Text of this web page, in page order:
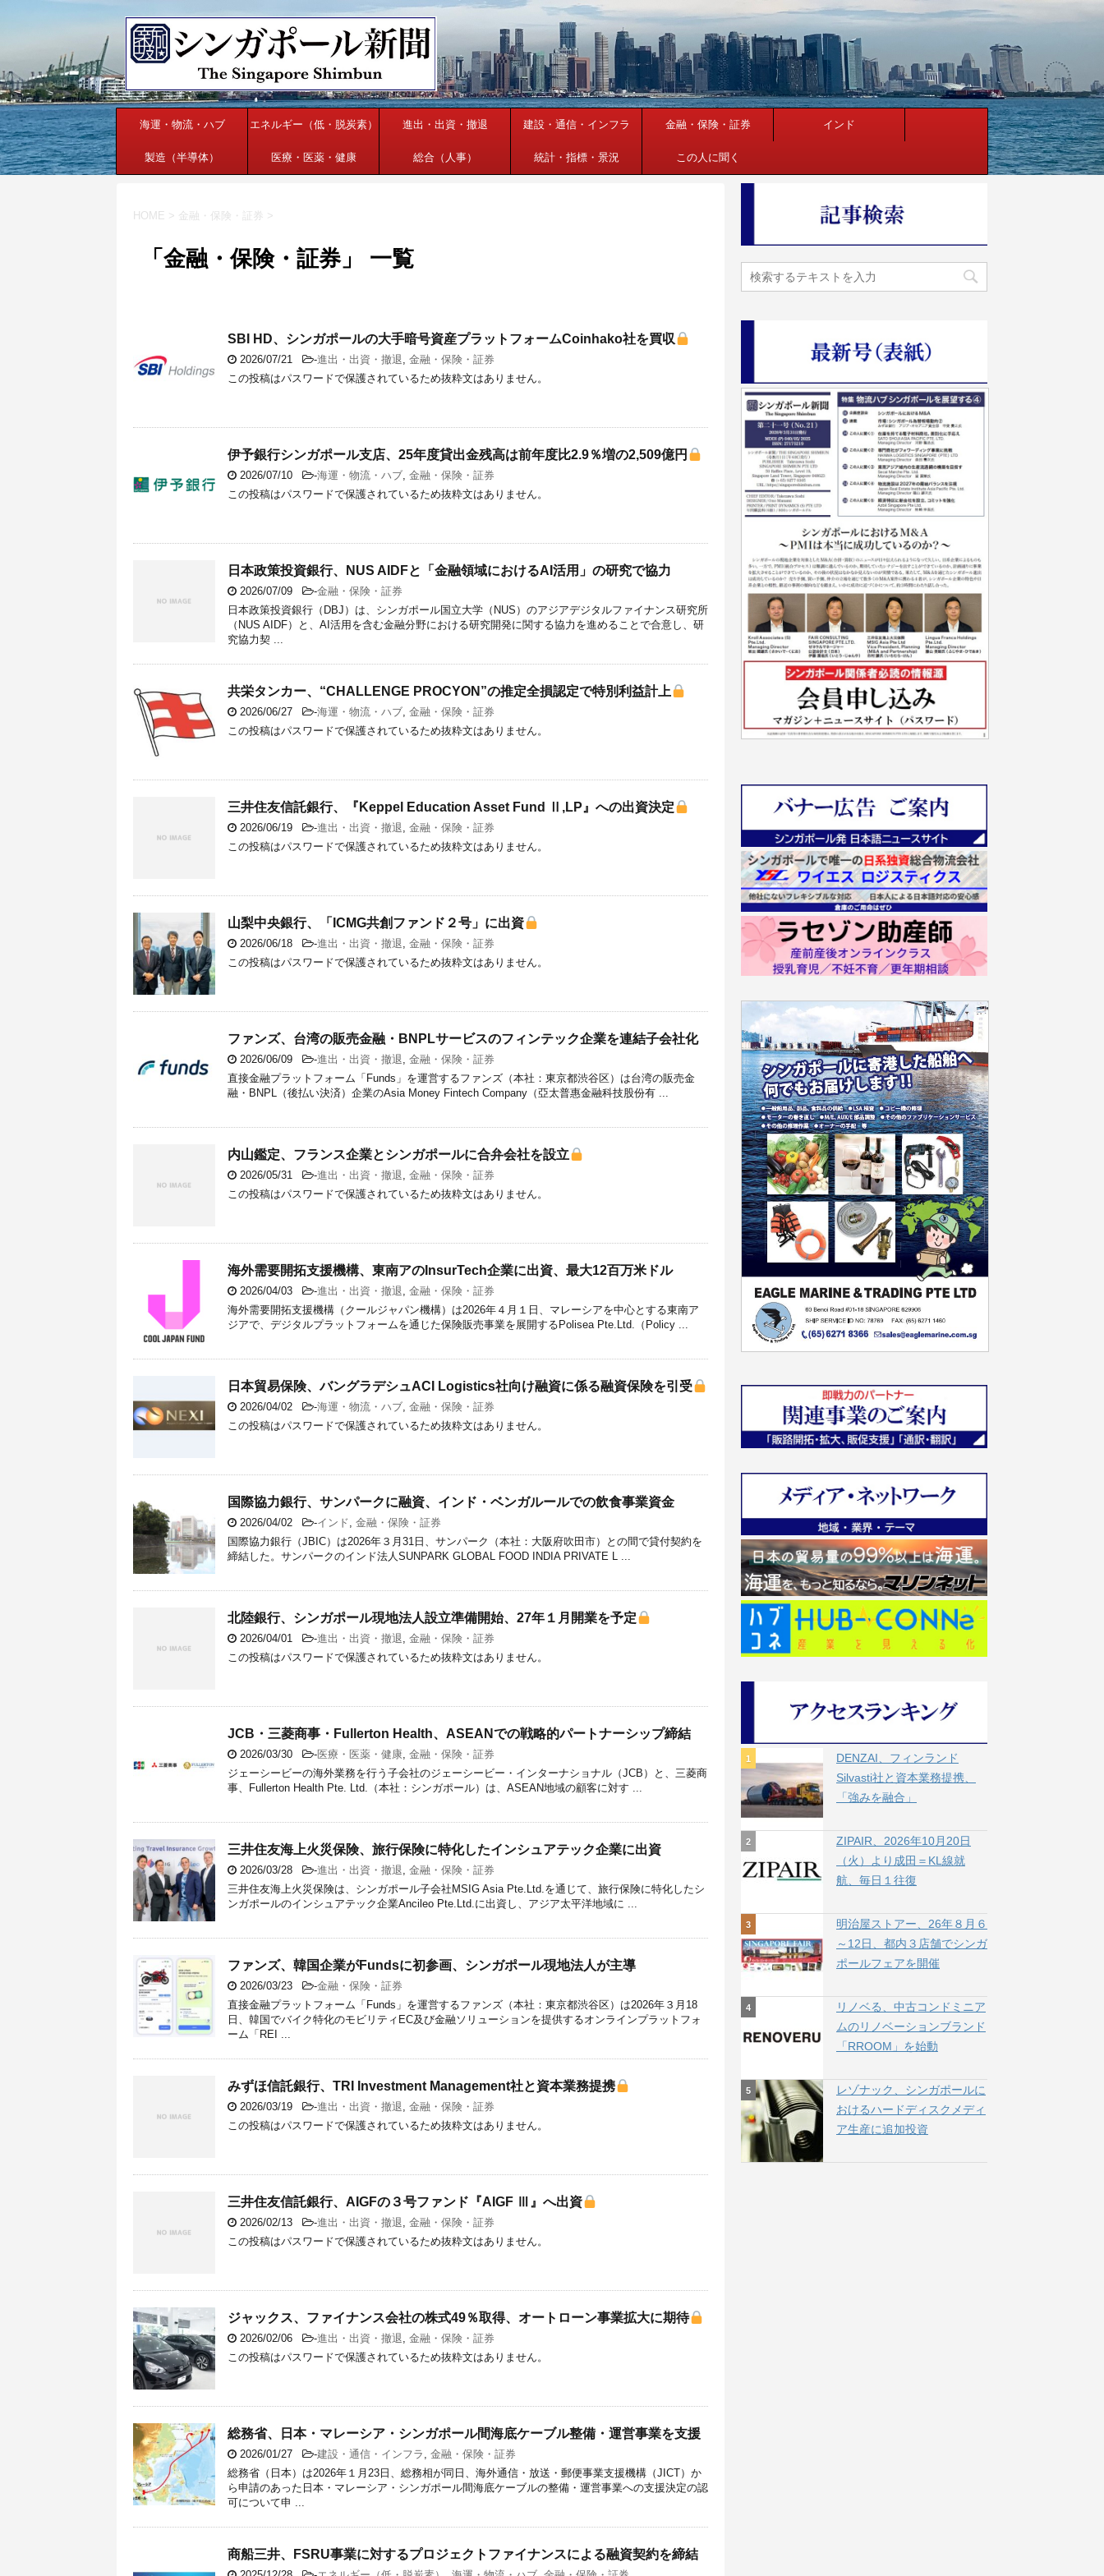
海運・物流・ハブ エネルギー（低・脱炭素） 進出・出資・撤退 建設・通信・インフラ 金融・保険・証券 インド
製造（半導体） 医療・医薬・健康 総合（人事） 統計・指標・景況 この人に聞く
HOME > 金融・保険・証券 >
「金融・保険・証券」 一覧
SBI HD、シンガポールの大手暗号資産プラットフォームCoinhako社を買収
2026/07/21 -進出・出資・撤退, 金融・保険・証券
この投稿はパスワードで保護されているため抜粋文はありません。
伊予銀行シンガポール支店、25年度貸出金残高は前年度比2.9％増の2,509億円
2026/07/10 -海運・物流・ハブ, 金融・保険・証券
この投稿はパスワードで保護されているため抜粋文はありません。
日本政策投資銀行、NUS AIDFと「金融領域におけるAI活用」の研究で協力
2026/07/09 -金融・保険・証券
日本政策投資銀行（DBJ）は、シンガポール国立大学（NUS）のアジアデジタルファイナンス研究所
（NUS AIDF）と、AI活用を含む金融分野における研究開発に関する協力を進めることで合意し、研
究協力契 ...
共栄タンカー、“CHALLENGE PROCYON”の推定全損認定で特別利益計上
2026/06/27 -海運・物流・ハブ, 金融・保険・証券
この投稿はパスワードで保護されているため抜粋文はありません。
三井住友信託銀行、『Keppel Education Asset Fund Ⅱ,LP』への出資決定
2026/06/19 -進出・出資・撤退, 金融・保険・証券
この投稿はパスワードで保護されているため抜粋文はありません。
山梨中央銀行、「ICMG共創ファンド２号」に出資
2026/06/18 -進出・出資・撤退, 金融・保険・証券
この投稿はパスワードで保護されているため抜粋文はありません。
ファンズ、台湾の販売金融・BNPLサービスのフィンテック企業を連結子会社化
2026/06/09 -進出・出資・撤退, 金融・保険・証券
直接金融プラットフォーム「Funds」を運営するファンズ（本社：東京都渋谷区）は台湾の販売金
融・BNPL（後払い決済）企業のAsia Money Fintech Company（亞太普惠金融科技股份有 ...
内山鑑定、フランス企業とシンガポールに合弁会社を設立
2026/05/31 -進出・出資・撤退, 金融・保険・証券
この投稿はパスワードで保護されているため抜粋文はありません。
海外需要開拓支援機構、東南アのInsurTech企業に出資、最大12百万米ドル
2026/04/03 -進出・出資・撤退, 金融・保険・証券
海外需要開拓支援機構（クールジャパン機構）は2026年４月１日、マレーシアを中心とする東南ア
ジアで、デジタルプラットフォームを通じた保険販売事業を展開するPolisea Pte.Ltd.（Policy ...
日本貿易保険、バングラデシュACI Logistics社向け融資に係る融資保険を引受
2026/04/02 -海運・物流・ハブ, 金融・保険・証券
この投稿はパスワードで保護されているため抜粋文はありません。
国際協力銀行、サンパークに融資、インド・ベンガルールでの飲食事業資金
2026/04/02 -インド, 金融・保険・証券
国際協力銀行（JBIC）は2026年３月31日、サンパーク（本社：大阪府吹田市）との間で貸付契約を
締結した。サンパークのインド法人SUNPARK GLOBAL FOOD INDIA PRIVATE L ...
北陸銀行、シンガポール現地法人設立準備開始、27年１月開業を予定
2026/04/01 -進出・出資・撤退, 金融・保険・証券
この投稿はパスワードで保護されているため抜粋文はありません。
JCB・三菱商事・Fullerton Health、ASEANでの戦略的パートナーシップ締結
2026/03/30 -医療・医薬・健康, 金融・保険・証券
ジェーシービーの海外業務を行う子会社のジェーシービー・インターナショナル（JCB）と、三菱商
事、Fullerton Health Pte. Ltd.（本社：シンガポール）は、ASEAN地域の顧客に対す ...
三井住友海上火災保険、旅行保険に特化したインシュアテック企業に出資
2026/03/28 -進出・出資・撤退, 金融・保険・証券
三井住友海上火災保険は、シンガポール子会社MSIG Asia Pte.Ltd.を通じて、旅行保険に特化したシ
ンガポールのインシュアテック企業Ancileo Pte.Ltd.に出資し、アジア太平洋地域に ...
ファンズ、韓国企業がFundsに初参画、シンガポール現地法人が主導
2026/03/23 -金融・保険・証券
直接金融プラットフォーム「Funds」を運営するファンズ（本社：東京都渋谷区）は2026年３月18
日、韓国でバイク特化のモビリティEC及び金融ソリューションを提供するオンラインプラットフォ
ーム「REI ...
みずほ信託銀行、TRI Investment Management社と資本業務提携
2026/03/19 -進出・出資・撤退, 金融・保険・証券
この投稿はパスワードで保護されているため抜粋文はありません。
三井住友信託銀行、AIGFの３号ファンド『AIGF Ⅲ』へ出資
2026/02/13 -進出・出資・撤退, 金融・保険・証券
この投稿はパスワードで保護されているため抜粋文はありません。
ジャックス、ファイナンス会社の株式49％取得、オートローン事業拡大に期待
2026/02/06 -進出・出資・撤退, 金融・保険・証券
この投稿はパスワードで保護されているため抜粋文はありません。
総務省、日本・マレーシア・シンガポール間海底ケーブル整備・運営事業を支援
2026/01/27 -建設・通信・インフラ , 金融・保険・証券
総務省（日本）は2026年１月23日、総務相が同日、海外通信・放送・郵便事業支援機構（JICT）か
ら申請のあった日本・マレーシア・シンガポール間海底ケーブルの整備・運営事業への支援決定の認
可について申 ...
商船三井、FSRU事業に対するプロジェクトファイナンスによる融資契約を締結
DENZAI、フィンランド
Silvasti社と資本業務提携、
「強みを融合」
ZIPAIR、2026年10月20日
（火）より成田＝KL線就
航、毎日１往復
明治屋ストアー、26年８月６
～12日、都内３店舗でシンガ
ポールフェアを開催
リノベる、中古コンドミニア
ムのリノベーションブランド
「RROOM」を始動
レゾナック、シンガポールに
おけるハードディスクメディ
ア生産に追加投資